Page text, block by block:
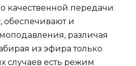
качественной передачи
обеспечивают и
различая
из эфира только
случаев есть режим